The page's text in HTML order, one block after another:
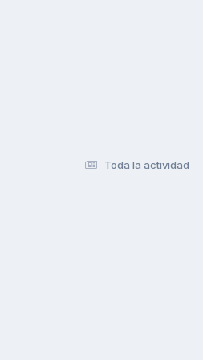
Toda la actividad